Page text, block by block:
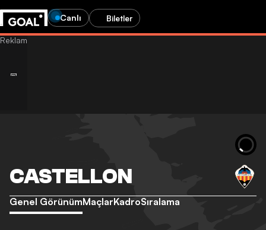
Canlı Biletler
CASTELLON
Genel GörünümMaçlarKadroSıralama